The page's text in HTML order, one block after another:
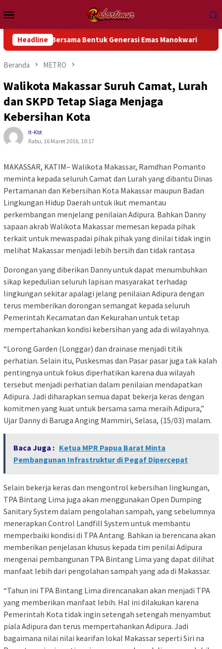
ke
kontenMobile
Headline
Bersama Bentuk Generasi Emas Manokwari Festival
Beranda METRO
Walikota Makassar Suruh Camat, Lurah
dan SKPD Tetap Siaga Menjaga
Kebersihan Kota
It-Kbt
Rabu, 16 Maret 2016, 10:17
MAKASSAR, KATIM– Walikota Makassar, Ramdhan Pomanto
meminta kepada seluruh Camat dan Lurah yang dibantu Dinas
Pertamanan dan Kebersihan Kota Makassar maupun Badan
Lingkungan Hidup Daerah untuk ikut memantau
perkembangan menjelang penilaian Adipura. Bahkan Danny
sapaan akrab Walikota Makassar memesan kepada pihak
terkait untuk mewaspadai pihak pihak yang dinilai tidak ingin
melihat Makassar menjadi lebih bersih dan tidak rantasa
Dorongan yang diberikan Danny untuk dapat menumbuhkan
sikap kepedulian seluruh lapisan masyarakat terhadap
lingkungan sekitar apalagi jelang penilaian Adipura dengan
terus memberikan dorongan semangat kepada seluruh
Pemerintah Kecamatan dan Kekurahan untuk tetap
mempertahankan kondisi kebersihan yang ada di wilayahnya.
“Lorong Garden (Longgar) dan drainase menjadi titik
perhatian. Selain itu, Puskesmas dan Pasar pasar juga tak kalah
pentingnya untuk fokus diperhatikan karena dua wilayah
tersebut menjadi perhatian dalam penilaian mendapatkan
Adipura. Jadi diharapkan semua dapat bekerja keras dengan
komitmen yang kuat untuk bersama sama meraih Adipura,”
Ujar Danny di Baruga Anging Mammiri, Selasa, (15/03) malam.
Baca Juga : Ketua MPR Papua Barat Minta
Pembangunan Infrastruktur di Pegaf Dipercepat
Selain bekerja keras dan mengontrol kebersihan lingkungan,
TPA Bintang Lima juga akan menggunakan Open Dumping
Sanitary System dalam pengolahan sampah, yang sebelumnya
menerapkan Control Landfill System untuk membantu
memperbaiki kondisi di TPA Antang. Bahkan ia berencana akan
memberikan penjelasan khusus kepada tim penilai Adipura
mengenai pembangunan TPA Bintang Lima yang dapat dilihat
manfaat lebih dari pengolahan sampah yang ada di Makassar.
“Tahun ini TPA Bintang Lima direncanakan akan menjadi TPA
yang memberikan manfaat lebih. Hal ini dilakukan karena
Pemerintah Kota tidak ingin setengah setengah menyambut
piala Adipura dan terus mempertahankan Adipura. Jadi
bagaimana nilai nilai kearifan lokal Makassar seperti Siri na